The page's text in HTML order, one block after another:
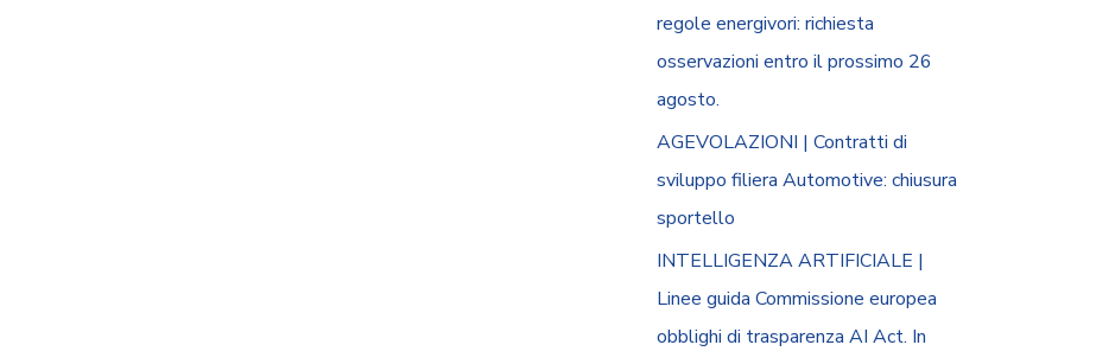
regole energivori: richiesta
osservazioni entro il prossimo 26
agosto.
AGEVOLAZIONI | Contratti di
sviluppo filiera Automotive: chiusura
sportello
INTELLIGENZA ARTIFICIALE |
Linee guida Commissione europea
obblighi di trasparenza AI Act. In